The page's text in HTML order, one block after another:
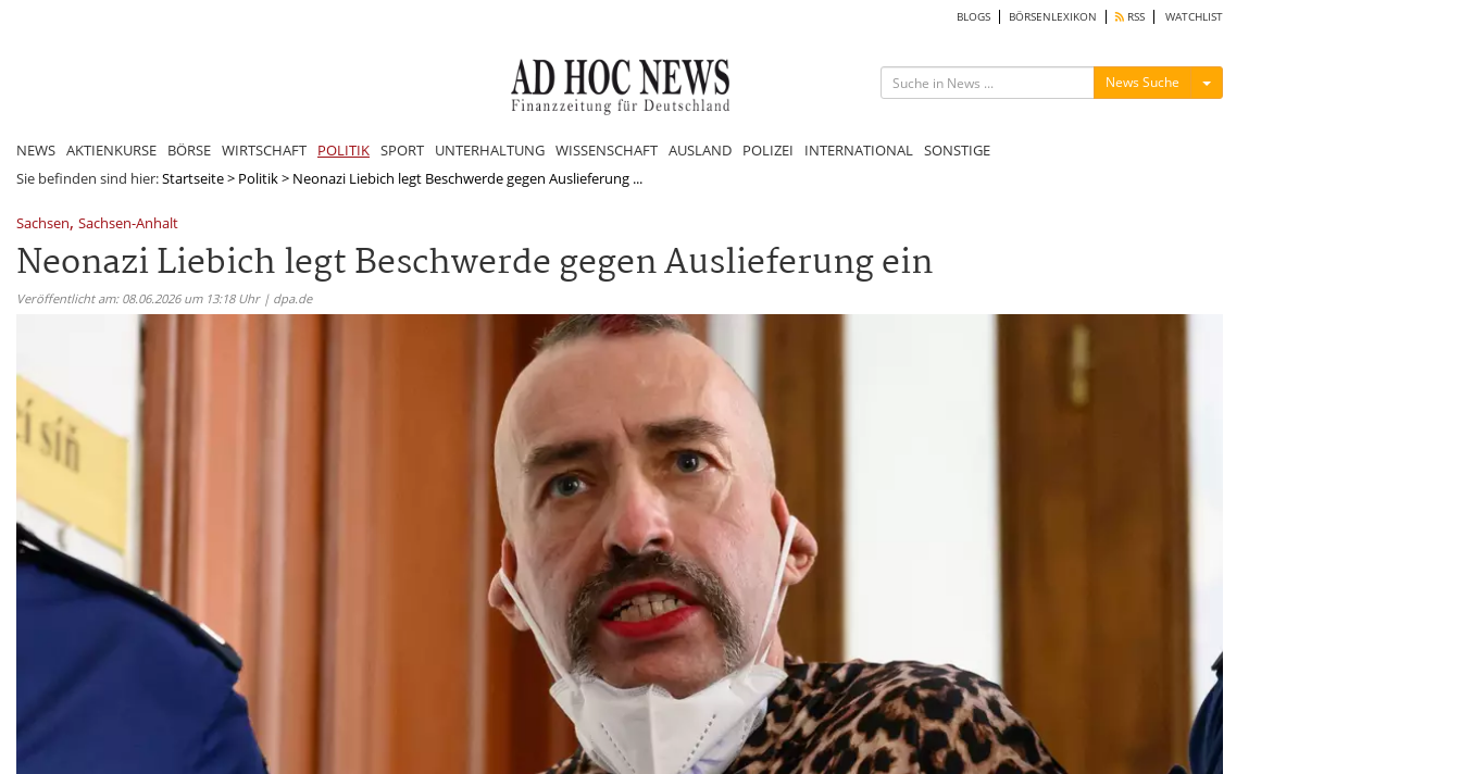
BLOGS BÖRSENLEXIKON RSS WATCHLIST
News Suche Menü ein-/ausblenden
NEWS AKTIENKURSE BÖRSE WIRTSCHAFT POLITIK SPORT UNTERHALTUNG WISSENSCHAFT AUSLAND POLIZEI INTERNATIONAL SONSTIGE
Sie befinden sind hier:Startseite> Politik> Neonazi Liebich legt Beschwerde gegen Auslieferung ...
Sachsen, Sachsen-Anhalt
Neonazi Liebich legt Beschwerde gegen Auslieferung ein
Veröffentlicht am: 08.06.2026 um 13:18 Uhr | dpa.de